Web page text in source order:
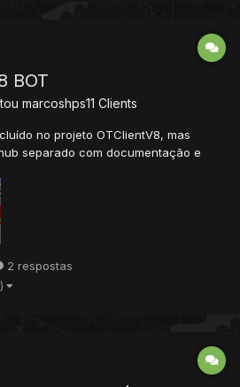
BOT
marcoshps11 Clients
no projeto OTClientV8, mas
separado com documentação e
Ele fornece acesso a todas as
várias funções e ferrament...
2 respostas